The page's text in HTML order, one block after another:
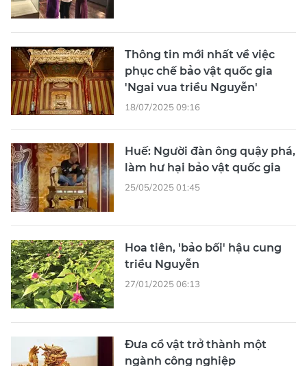
Thông tin mới nhất về việc
phục chế bảo vật quốc gia
'Ngai vua triều Nguyễn'
18/07/2025 09:16
Huế: Người đàn ông quậy phá,
làm hư hại bảo vật quốc gia
25/05/2025 01:45
Hoa tiên, 'bảo bối' hậu cung
triều Nguyễn
27/01/2025 06:13
Đưa cổ vật trở thành một
ngành công nghiệp